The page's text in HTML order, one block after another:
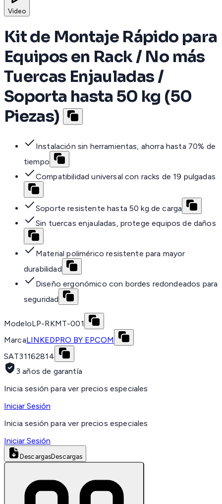
Video
Kit de Montaje Rápido para
Equipos en Rack / No más
Tuercas Enjauladas /
Soporta hasta 50 kg (50
Piezas)
Instalación sin herramientas, ahorra hasta 70% de
tiempo
Compatibilidad universal con racks de 19 pulgadas
Soporte resistente hasta 50 kg de carga
Sin tuercas enjauladas, protege equipos de daños
Material polimérico resistente para mayor
durabilidad
Diseño ergonómico con bordes redondeados para
seguridad
ModeloLP-RKMT-001
MarcaLINKEDPRO BY EPCOM
SAT31162814
3 años de garantía
Inicia sesión para ver precios especiales
Iniciar Sesión
Inicia sesión para ver precios especiales
Iniciar Sesión
DescargasDescargas